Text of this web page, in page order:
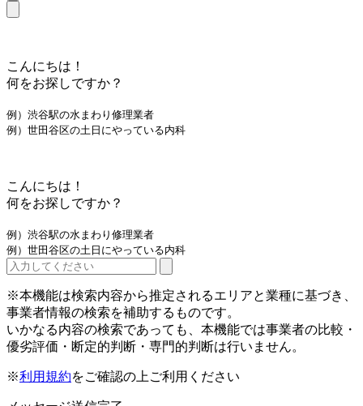
こんにちは！
何をお探しですか？
例）渋谷駅の水まわり修理業者
例）世田谷区の土日にやっている内科
こんにちは！
何をお探しですか？
例）渋谷駅の水まわり修理業者
例）世田谷区の土日にやっている内科
※本機能は検索内容から推定されるエリアと業種に基づき、
事業者情報の検索を補助するものです。
いかなる内容の検索であっても、本機能では事業者の比較・
優劣評価・断定的判断・専門的判断は行いません。
※利用規約をご確認の上ご利用ください